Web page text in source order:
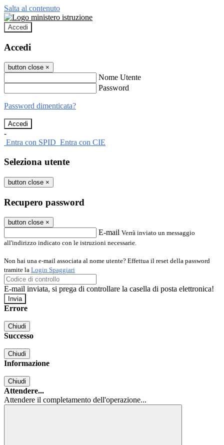
Salta al contenuto
Accedi
Accedi
button close ×
Nome Utente
Password
Password dimenticata?
-
Entra con SPID Entra con CIE
Seleziona utente
button close ×
Recupero password
button close ×
E-mail Verrà inviato un messaggio
all'indirizzo indicato con le istruzioni necessarie.
Non hai una e-mail associata al nome utente? Effettua il reset della password
tramite la Login Spaggiari
E-mail inviata, si prega di controllare la casella di posta elettronica!
Errore
Chiudi
Successo
Chiudi
Informazione
Chiudi
Attendere...
Attendere il completamento dell'operazione...